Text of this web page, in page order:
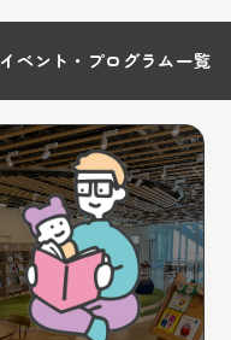
イベント・プログラム一覧